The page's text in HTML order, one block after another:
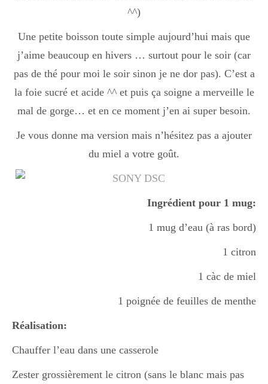
Apéro
Entrée
plats
Boisson chaudes
Mes amis en cuisine
Recettes Végétariennes
^^)
Une petite boisson toute simple aujourd’hui mais que
j’aime beaucoup en hivers … surtout pour le soir (car
pas de thé pour moi le soir sinon je ne dor pas). C’est a
la foie sucré et acide ^^ et puis ça soigne a merveille le
mal de gorge… et en ce moment j’en ai super besoin.
Je vous donne ma version mais n’hésitez pas a ajouter
du miel a votre goût.
Ingrédient pour 1 mug:
1 mug d’eau (à ras bord)
1 citron
1 càc de miel
1 poignée de feuilles de menthe
Réalisation:
Chauffer l’eau dans une casserole
Zester grossièrement le citron (sans le blanc mais pas